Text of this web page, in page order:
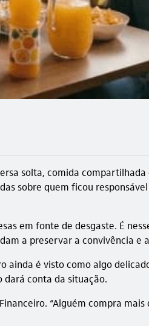
solta, comida compartilhada
sobre quem ficou
em fonte de desgaste. É
a preservar a convivência e
ainda é visto como algo
dará conta da situação.
“Alguém compra mais